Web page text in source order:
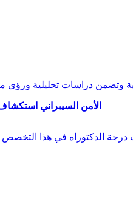
الأمن السيبراني استكشاف
الدكتوراه في هذا